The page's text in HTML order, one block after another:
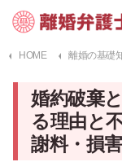
HOME 離婚の基礎
婚約破棄
る理由と
謝料・損